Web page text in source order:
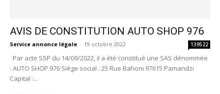
AVIS DE CONSTITUTION AUTO SHOP 976
Service annonce légale - 19 octobre 2022 139522
Par acte SSP du 14/09/2022, il a été constitué une SAS dénommée
: AUTO SHOP 976 Siège social : 25 Rue Bahoni 97615 Pamandzi
Capital :...